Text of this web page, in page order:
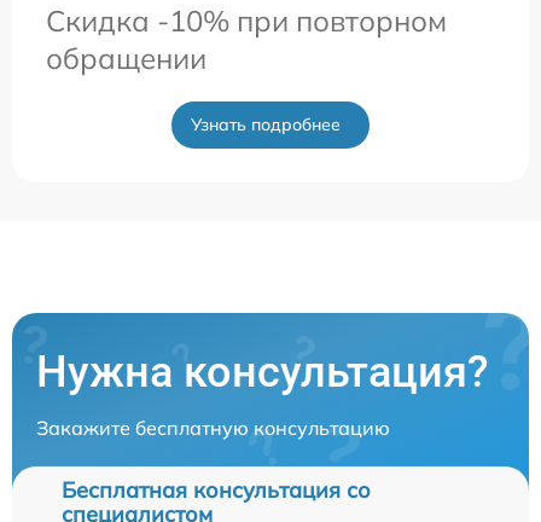
Скидка -10% при повторном
обращении
Узнать подробнее
Нужна консультация?
Закажите бесплатную консультацию
Бесплатная консультация со
специалистом